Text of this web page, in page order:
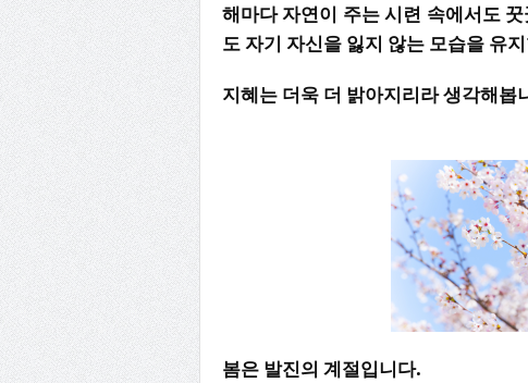
해마다 자연이 주는 시련 속에서도
도 자기 자신을 잃지 않는 모습을 유
지혜는 더욱 더 밝아지리라 생각해봅
봄은 발진의 계절입니다.